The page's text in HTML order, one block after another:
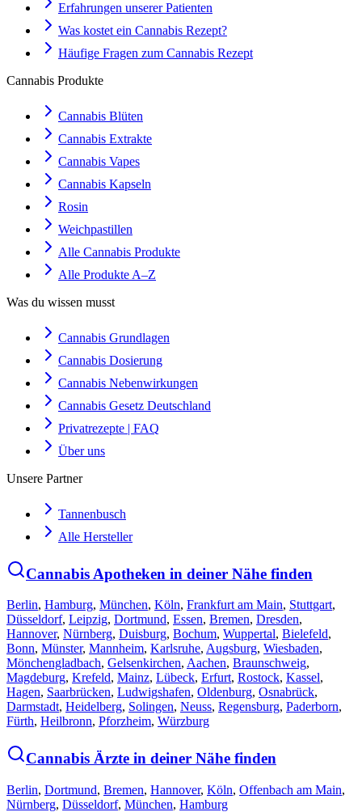
Erfahrungen unserer Patienten
Was kostet ein Cannabis Rezept?
Häufige Fragen zum Cannabis Rezept
Cannabis Produkte
Cannabis Blüten
Cannabis Extrakte
Cannabis Vapes
Cannabis Kapseln
Rosin
Weichpastillen
Alle Cannabis Produkte
Alle Produkte A–Z
Was du wissen musst
Cannabis Grundlagen
Cannabis Dosierung
Cannabis Nebenwirkungen
Cannabis Gesetz Deutschland
Privatrezepte | FAQ
Über uns
Unsere Partner
Tannenbusch
Alle Hersteller
Cannabis Apotheken in deiner Nähe finden
Berlin, Hamburg, München, Köln, Frankfurt am Main, Stuttgart,
Düsseldorf, Leipzig, Dortmund, Essen, Bremen, Dresden,
Hannover, Nürnberg, Duisburg, Bochum, Wuppertal, Bielefeld,
Bonn, Münster, Mannheim, Karlsruhe, Augsburg, Wiesbaden,
Mönchengladbach, Gelsenkirchen, Aachen, Braunschweig,
Magdeburg, Krefeld, Mainz, Lübeck, Erfurt, Rostock, Kassel,
Hagen, Saarbrücken, Ludwigshafen, Oldenburg, Osnabrück,
Darmstadt, Heidelberg, Solingen, Neuss, Regensburg, Paderborn,
Fürth, Heilbronn, Pforzheim, Würzburg
Cannabis Ärzte in deiner Nähe finden
Berlin, Dortmund, Bremen, Hannover, Köln, Offenbach am Main,
Nürnberg, Düsseldorf, München, Hamburg